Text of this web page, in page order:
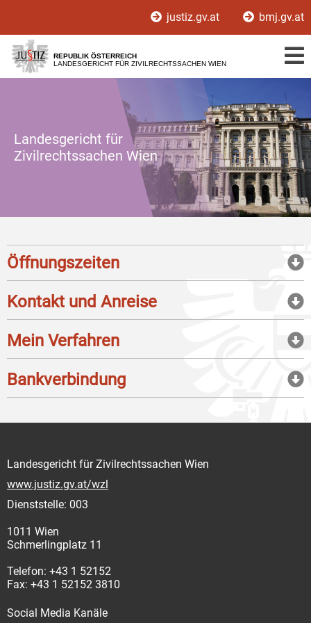
[1]
[2]
justiz.gv.at bmj.gv.at
REPUBLIK ÖSTERREICH
LANDESGERICHT FÜR ZIVILRECHTSSACHEN WIEN
Landesgericht für
Zivilrechtssachen Wien
Öffnungszeiten
Kontakt und Anreise
Mein Verfahren
Bankverbindung
Landesgericht für Zivilrechtssachen Wien
www.justiz.gv.at/wzl
Dienststelle: 003
1011 Wien
Schmerlingplatz 11
Telefon: +43 1 52152
Fax: +43 1 52152 3810
Social Media Kanäle